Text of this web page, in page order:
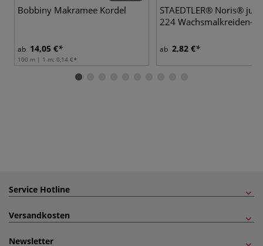
Bobbiny Makramee Kordel
ab 14,05 €
100 m | 1 m: 0,14 €
STAEDTLER® Noris®
224 Wachsmalkreiden-
ab 2,82 €
Service Hotline
Versandkosten
Newsletter